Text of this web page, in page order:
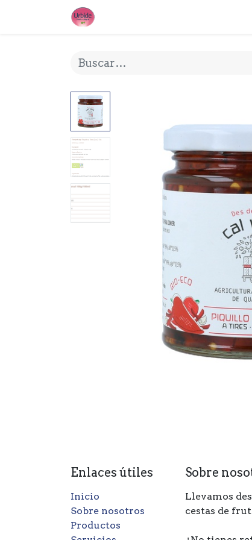
Enlaces útiles
Inicio
Sobre nosotros
Productos
Sobre
Llevamos
cestas de